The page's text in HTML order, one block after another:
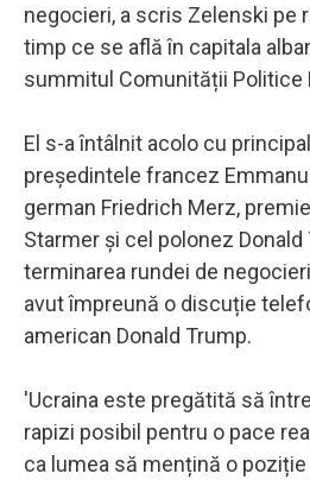
negocieri, a scris Zelenski pe
timp ce se află în capitala
summitul Comunității Politice
El s-a întâlnit acolo cu
președintele francez
german Friedrich Merz,
Starmer și cel polonez Donald
terminarea rundei de
avut împreună o discuție
american Donald Trump.
'Ucraina este pregătită să
rapizi posibil pentru o pace
ca lumea să mențină o